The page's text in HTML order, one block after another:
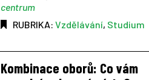
centrum
RUBRIKA: Vzdělávání, Studium
Kombinace oborů: Co vám